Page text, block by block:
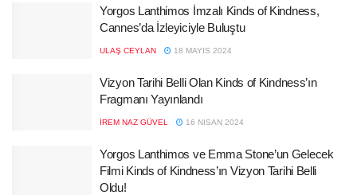
Yorgos Lanthimos İmzalı Kinds of Kindness,
Cannes’da İzleyiciyle Buluştu
ULAŞ CEYLAN 18 MAYIS 2024
Vizyon Tarihi Belli Olan Kinds of Kindness’ın
Fragmanı Yayınlandı
İREM NAZ GÜVEL 16 NISAN 2024
Yorgos Lanthimos ve Emma Stone’un Gelecek
Filmi Kinds of Kindness’ın Vizyon Tarihi Belli
Oldu!